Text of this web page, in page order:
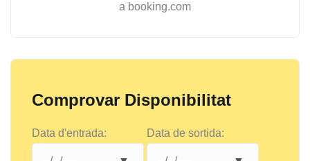
a booking.com
Comprovar Disponibilitat
Data d'entrada: Data de sortida: